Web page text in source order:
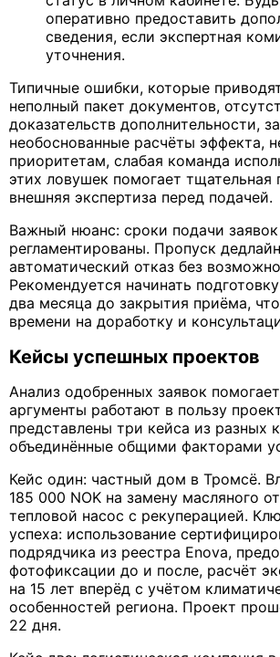
оперативно предоставить
сведения, если экспертная
уточнения.
Типичные ошибки, которые
неполный пакет документов,
доказательств дополнительности,
необоснованные расчёты эффекта,
приоритетам, слабая команда
этих ловушек помогает тщательная
внешняя экспертиза перед подачей.
Важный нюанс: сроки подачи
регламентированы. Пропуск
автоматический отказ без
Рекомендуется начинать
два месяца до закрытия приёма,
времени на доработку и
Кейсы успешных проектов
Анализ одобренных заявок
аргументы работают в пользу
представлены три кейса из разных
объединённые общими факторами
Кейс один: частный дом в Тромсё.
185 000 NOK на замену масляного
тепловой насос с рекуперацией.
успеха: использование
подрядчика из реестра Enova,
фотофиксации до и после, расчёт
на 15 лет вперёд с учётом
особенностей региона. Проект
22 дня.